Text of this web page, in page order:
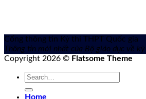
Cổng thông tin Kỳ thi THPT Quốc gia
Thông tin mới nhất của Bộ giáo dục về
Copyright 2026 © Flatsome Theme
Home